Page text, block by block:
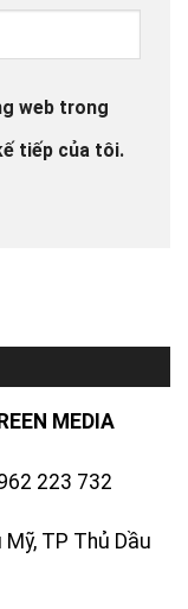
web trong
tiếp của tôi.
MEDIA
223 732
TP Thủ Dầu